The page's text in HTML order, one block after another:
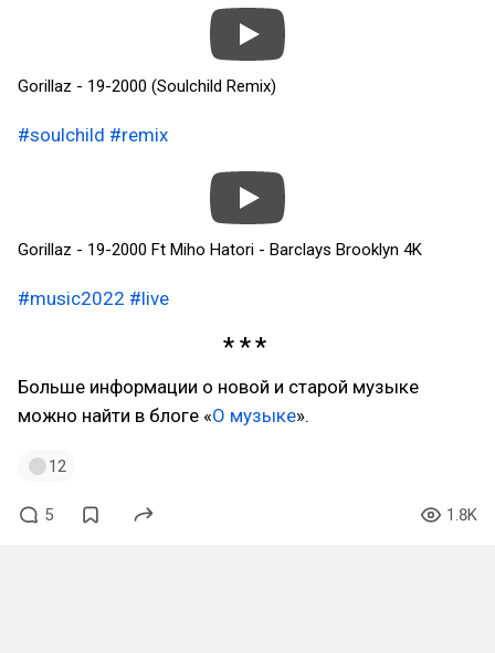
Gorillaz - 19-2000 (Soulchild Remix)
#soulchild #remix
Gorillaz - 19-2000 Ft Miho Hatori - Barclays Brooklyn 4K
#music2022 #live
Больше информации о новой и старой музыке
можно найти в блоге «О музыке».
12
5 1.8K